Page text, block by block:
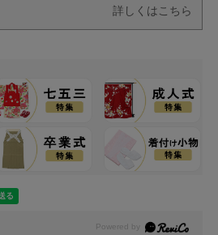
詳しくはこちら